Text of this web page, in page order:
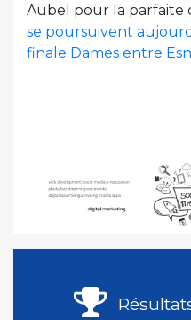
Aubel pour la parfaite
se poursuivent
finale Dames entre